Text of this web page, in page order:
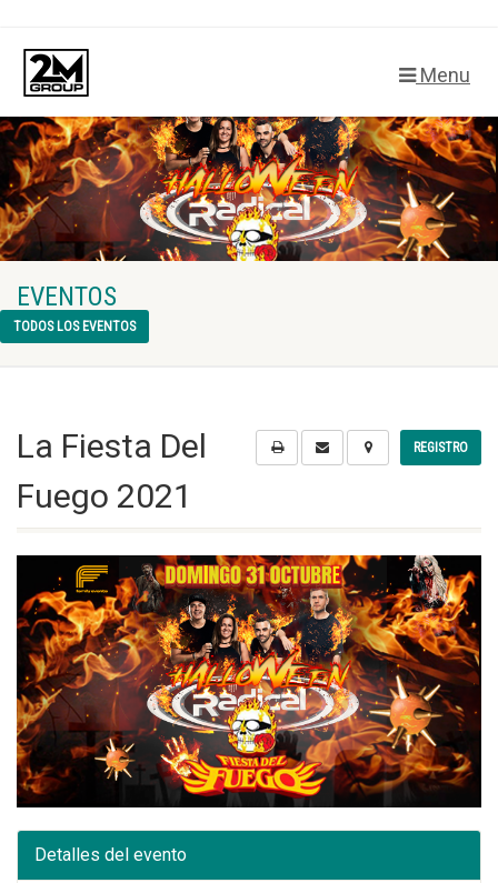
Menu
EVENTOS
TODOS LOS EVENTOS
REGISTRO
La Fiesta Del
Fuego 2021
Detalles del evento